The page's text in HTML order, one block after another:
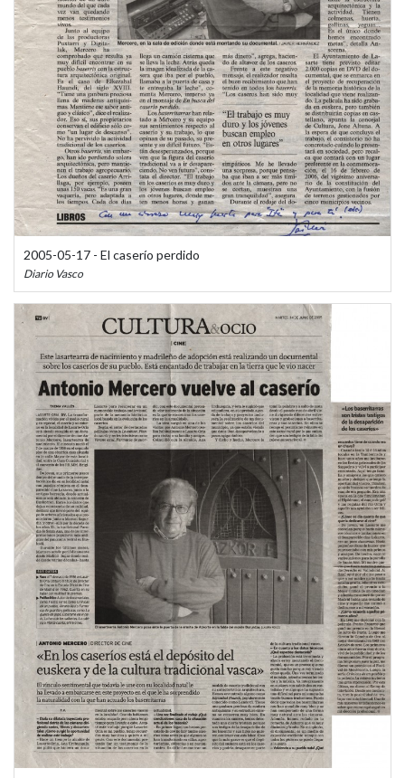
2005-05-17 - El caserío perdido
Diario Vasco